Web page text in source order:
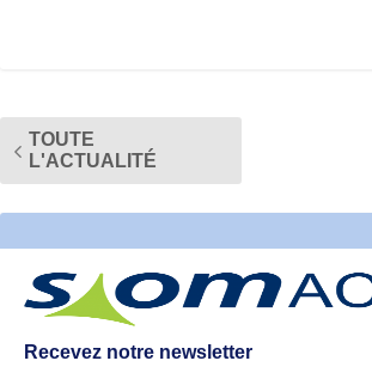
TOUTE
L'ACTUALITÉ
Recevez notre newsletter